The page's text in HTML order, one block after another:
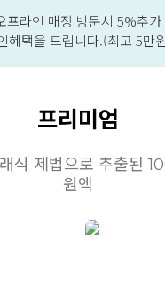
프라인 매장 방문시 5%추가
혜택을 드립니다.(최고 5만
프리미엄
식 제법으로 추출된
원액